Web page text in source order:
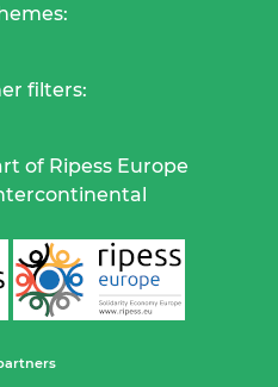
filters:
of Ripess Europe